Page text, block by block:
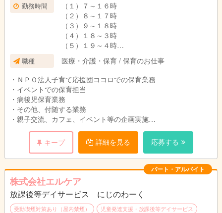
勤務時間
（１）７～１６時
（２）８～１７時
（３）９～１８時
（４）１８～３時
（５）１９～４時
※上記時間帯の中で応相談
曜日・時間帯などはお気軽にご相談ください
職種
医療・介護・保育 / 保育のお仕事
・ＮＰＯ法人子育て応援団ココロでの保育業務
・イベントでの保育担当
・病後児保育業務
・その他、付随する業務
・親子交流、カフェ、イベント等の企画実施
・地域交流サロン担当時には関わる
※雇用期間：希望者は１年契約での契約更新可能：準正職員
（法人の目標や成果に尽力していることを条件とする）
キープ 詳細を見る 応募する
パート・アルバイト
株式会社エルケア
放課後等デイサービス にじのわーく
受動喫煙対策あり（屋内禁煙）
児童発達支援・放課後等デイサービス